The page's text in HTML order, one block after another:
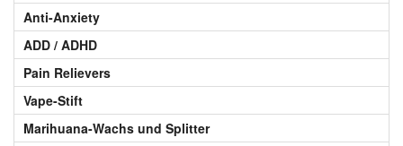
Anti-Anxiety
ADD / ADHD
Pain Relievers
Vape-Stift
Marihuana-Wachs und Splitter